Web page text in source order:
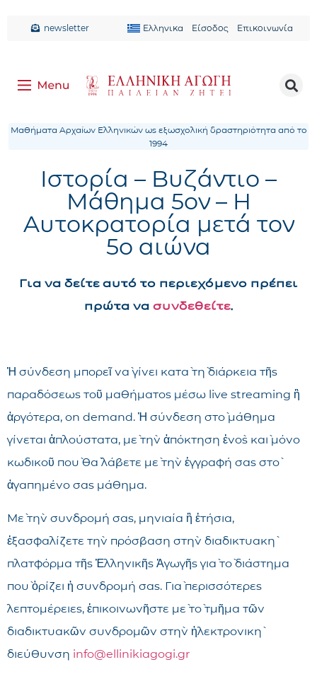
newsletter Ελληνικα Είσοδος Επικοινωνία
Μαθήματα Αρχαίων Ελληνικών ως εξωσχολική δραστηριότητα από το
1994
Ιστορία – Βυζάντιο –
Μάθημα 5ον – Η
Αυτοκρατορία μετά τον
5ο αιώνα
Για να δείτε αυτό το περιεχόμενο πρέπει
πρώτα να συνδεθείτε.
Ἡ σύνδεση μπορεῖ νὰ γίνει κατὰ τὴ διάρκεια τῆς
παραδόσεως τοῦ μαθήματος μέσω live streaming ἢ
ἀργότερα, on demand. Ἡ σύνδεση στὸ μάθημα
γίνεται ἁπλούστατα, μὲ τὴν ἀπόκτηση ἑνὸς καὶ μόνο
κωδικοῦ ποὺ θὰ λάβετε μὲ τὴν ἐγγραφή σας στὸ
ἀγαπημένο σας μάθημα.
Μὲ τὴν συνδρομή σας, μηνιαία ἢ ἐτήσια,
ἐξασφαλίζετε τὴν πρόσβαση στὴν διαδικτυακὴ
πλατφόρμα τῆς Ἑλληνικῆς Ἀγωγῆς γιὰ τὸ διάστημα
ποὺ ὁρίζει ἡ συνδρομή σας. Γιὰ περισσότερες
λεπτομέρειες, ἐπικοινωνῆστε μὲ τὸ τμῆμα τῶν
διαδικτυακῶν συνδρομῶν στὴν ἠλεκτρονικὴ
διεύθυνση info@ellinikiagogi.gr